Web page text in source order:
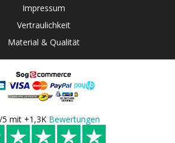
Impressum
Vertraulichkeit
Material & Qualität
5 mit +1,3K Bewertungen